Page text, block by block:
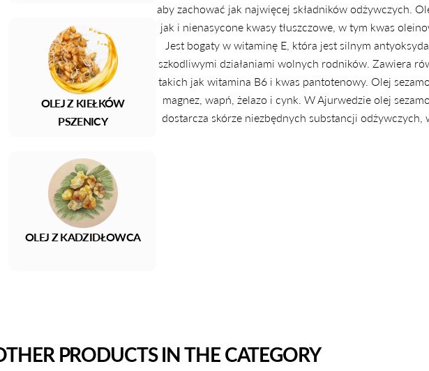
OLEJ Z KIEŁKÓW
PSZENICY
OLEJ Z KADZIDŁOWCA
aby zachować jak najwięcej składników odżywczych.
jak i nienasycone kwasy tłuszczowe, w tym kwas
Jest bogaty w witaminę E, która jest silnym
szkodliwymi działaniami wolnych rodników. Zawiera
takich jak witamina B6 i kwas pantotenowy. Olej
magnez, wapń, żelazo i cynk. W Ajurwedzie olej
dostarcza skórze niezbędnych substancji
PRODUCTS IN THE CATEGORY